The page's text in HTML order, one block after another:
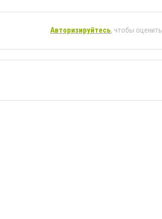
Авторизируйтесь, чтобы оценить